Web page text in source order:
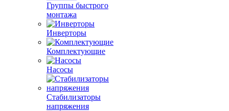
Группы быстрого
монтажа
Инверторы
Комплектующие
Насосы
Стабилизаторы
напряжения